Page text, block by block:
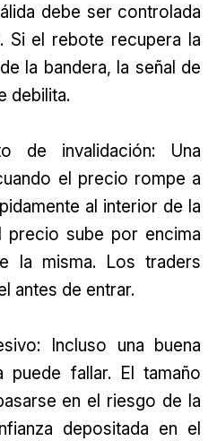
debe ser controlada
Si el rebote recupera la
la bandera, la señal de
debilita.
de invalidación: Una
el precio rompe a
al interior de la
precio sube por encima
la misma. Los traders
antes de entrar.
Incluso una buena
puede fallar. El tamaño
en el riesgo de la
depositada en el